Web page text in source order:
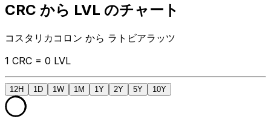
CRC から LVL のチャート
コスタリカコロン から ラトビアラッツ
1 CRC = 0 LVL
12H 1D 1W 1M 1Y 2Y 5Y 10Y